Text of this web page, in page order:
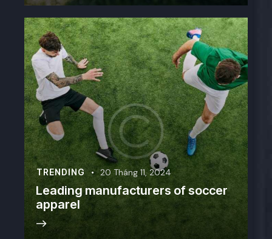
TRENDING 20 Tháng 11, 2024
Leading manufacturers of soccer
apparel